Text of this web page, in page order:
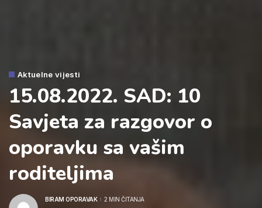
Aktuelne vijesti
15.08.2022. SAD: 10
Savjeta za razgovor o
oporavku sa vašim
roditeljima
POSTED
BIRAM OPORAVAK 2 MIN ČITANJA